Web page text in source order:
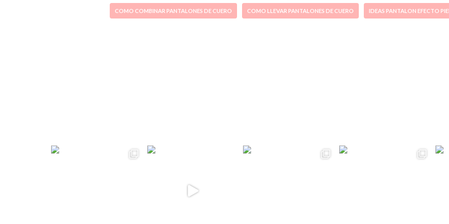
COMO COMBINAR PANTALONES DE CUERO COMO LLEVAR PANTALONES DE CUERO IDEAS PANTALON EFECTO